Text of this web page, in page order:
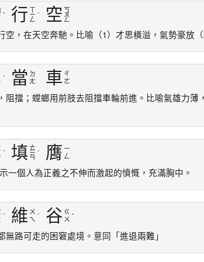
ˇ 行 ㄧ
ㄥ
ˊ 空 ㄎ
ㄨ
ㄥ
空，在天空奔馳。比喻（1）才思橫溢，氣勢豪放
ˋ 當 ㄉ
ㄤ
車 ㄔ
ㄜ
阻擋；螳螂用前肢去阻擋車輪前進。比喻氣雄力
ˋ 填ㄊ
ㄧ
ㄢ
ˊ 膺 ㄧ
ㄥ
一個人為正義之不伸而激起的憤慨，充滿胸中。
ˋ 維 ㄨ
ㄟ ˊ 谷 ㄍ
ㄨ ˇ
無路可走的困窘處境。意同「進退兩難」